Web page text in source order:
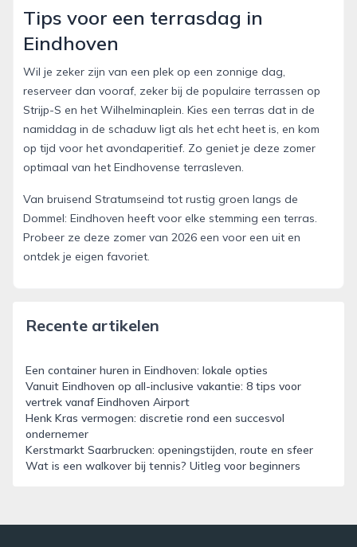
Tips voor een terrasdag in
Eindhoven
Wil je zeker zijn van een plek op een zonnige dag,
reserveer dan vooraf, zeker bij de populaire terrassen op
Strijp-S en het Wilhelminaplein. Kies een terras dat in de
namiddag in de schaduw ligt als het echt heet is, en kom
op tijd voor het avondaperitief. Zo geniet je deze zomer
optimaal van het Eindhovense terrasleven.
Van bruisend Stratumseind tot rustig groen langs de
Dommel: Eindhoven heeft voor elke stemming een terras.
Probeer ze deze zomer van 2026 een voor een uit en
ontdek je eigen favoriet.
Recente artikelen
Een container huren in Eindhoven: lokale opties
Vanuit Eindhoven op all-inclusive vakantie: 8 tips voor
vertrek vanaf Eindhoven Airport
Henk Kras vermogen: discretie rond een succesvol
ondernemer
Kerstmarkt Saarbrucken: openingstijden, route en sfeer
Wat is een walkover bij tennis? Uitleg voor beginners